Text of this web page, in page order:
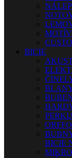
BICIE
BICIE